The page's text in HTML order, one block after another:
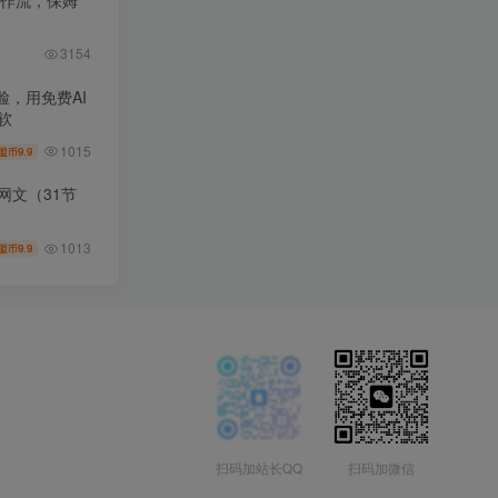
3154
，用免费AI
币9.9 1015
文（31节
币9.9 1013
扫码加站长QQ 扫码加微信